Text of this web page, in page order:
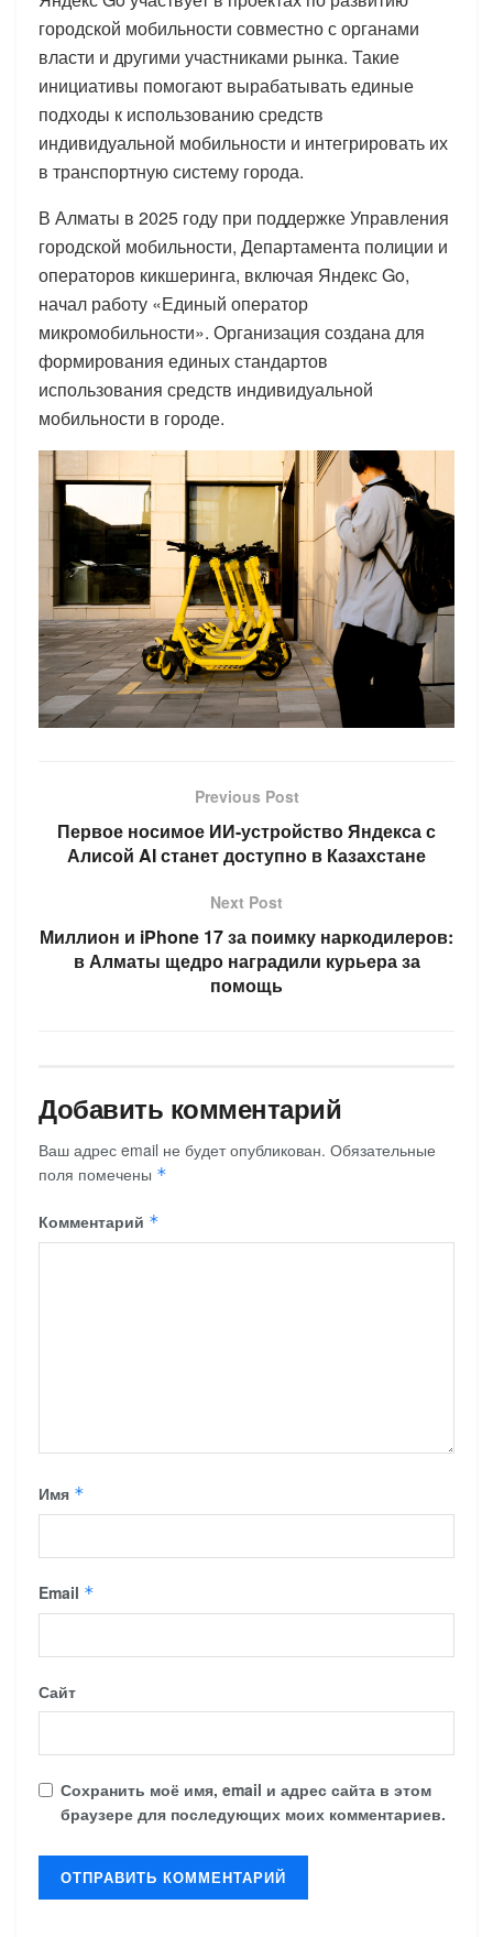
городской мобильности совместно с органами
власти и другими участниками рынка. Такие
инициативы помогают вырабатывать единые
подходы к использованию средств
индивидуальной мобильности и интегрировать их
в транспортную систему города.
В Алматы в 2025 году при поддержке Управления
городской мобильности, Департамента полиции и
операторов кикшеринга, включая Яндекс Go,
начал работу «Единый оператор
микромобильности». Организация создана для
формирования единых стандартов
использования средств индивидуальной
мобильности в городе.
Previous Post
Первое носимое ИИ-устройство Яндекса с
Алисой AI станет доступно в Казахстане
Next Post
Миллион и iPhone 17 за поимку наркодилеров:
в Алматы щедро наградили курьера за
помощь
Добавить комментарий
Ваш адрес email не будет опубликован. Обязательные
поля помечены *
Комментарий *
Имя *
Email *
Сайт
Сохранить моё имя, email и адрес сайта в этом
браузере для последующих моих комментариев.